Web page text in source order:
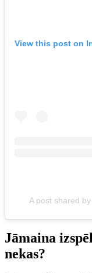
View this post on
A post shared
Jāmaina
nekas?